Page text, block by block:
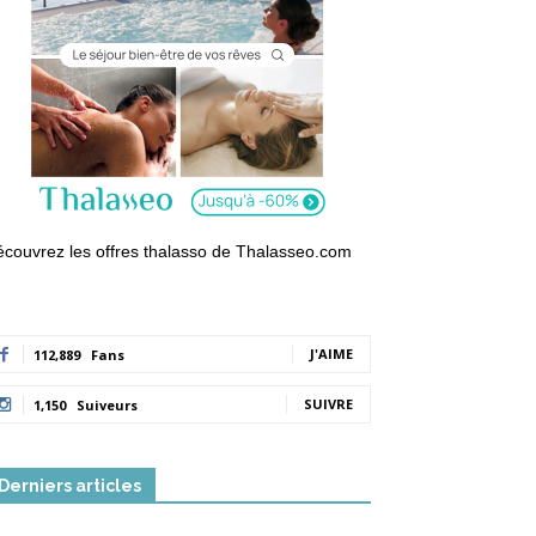
les offres thalasso de Thalasseo.com
112,889 Fans J'AIME
1,150 Suiveurs SUIVRE
articles